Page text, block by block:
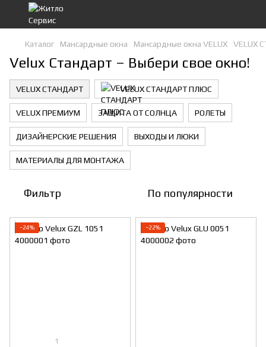
Каталог Мансардные окна Мансардные окна VELUX VELUX
Velux Стандарт – Выбери свое окно!
VELUX СТАНДАРТ VELUX СТАНДАРТ ПЛЮС
VELUX ПРЕМИУМ ЗАЩИТА ОТ СОЛНЦА РОЛЕТЫ
ДИЗАЙНЕРСКИЕ РЕШЕНИЯ ВЫХОДЫ И ЛЮКИ
МАТЕРИАЛЫ ДЛЯ МОНТАЖА
Фильтр По популярности
−24%
1
−22%